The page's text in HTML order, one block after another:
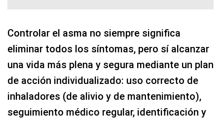
Controlar el asma no siempre significa
eliminar todos los síntomas, pero sí alcanzar
una vida más plena y segura mediante un plan
de acción individualizado: uso correcto de
inhaladores (de alivio y de mantenimiento),
seguimiento médico regular, identificación y